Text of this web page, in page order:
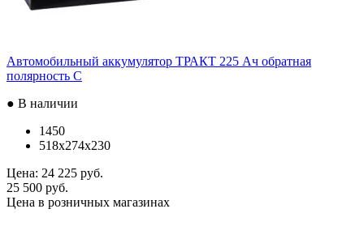
Автомобильный аккумулятор ТРАКТ 225 Ач обратная
полярность C
● В наличии
1450
518x274x230
Цена: 24 225 руб.
25 500 руб.
Цена в розничных магазинах